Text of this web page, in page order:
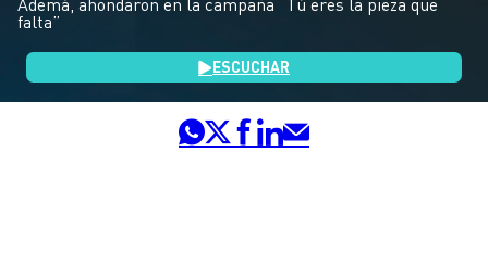
Ademá, ahondaron en la campaña “Tú eres la pieza que
falta”
ESCUCHAR